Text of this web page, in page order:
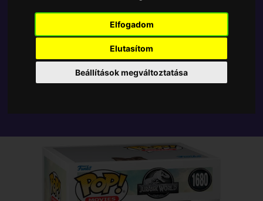
Elfogadom
Elutasítom
Beállítások megváltoztatása
Tetszik? Osszd meg másokkal!